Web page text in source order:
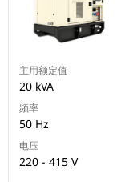
主用额定值
20 kVA
频率
50 Hz
电压
220 - 415 V